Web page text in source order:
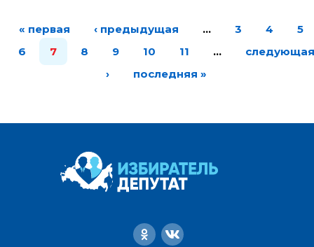
« первая ‹ предыдущая … 3 4
5
6
7 8 9 10 11 …
следующая
›
последняя »